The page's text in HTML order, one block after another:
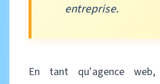
entreprise.
En tant qu'agence